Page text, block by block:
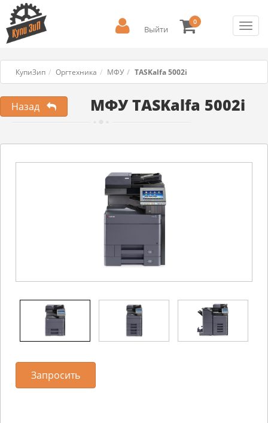
Выйти
0
КупиЗип Оргтехника МФУ TASKalfa 5002i
МФУ TASKalfa 5002i
Назад
Запросить